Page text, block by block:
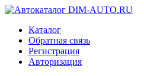
Каталог
Обратная связь
Регистрация
Авторизация